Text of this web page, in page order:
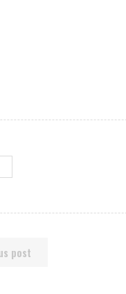
post